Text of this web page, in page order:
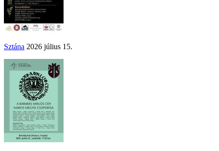
Sztána 2026 július 15.